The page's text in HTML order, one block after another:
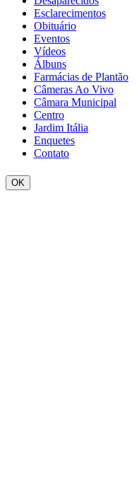
Esclarecimentos
Obituário
Eventos
Vídeos
Álbuns
Farmácias de Plantão
Câmeras Ao Vivo
Câmara Municipal
Centro
Jardim Itália
Enquetes
Contato
OK